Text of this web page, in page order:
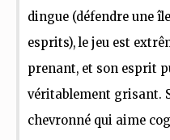
dingue (défendre une
esprits), le jeu est
prenant, et son esprit
véritablement grisant.
chevronné qui aime